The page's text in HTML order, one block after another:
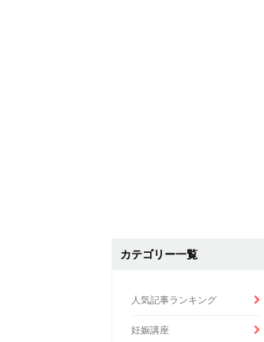
カテゴリー一覧
人気記事ランキング
妊娠講座